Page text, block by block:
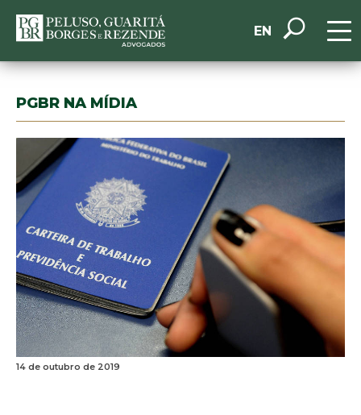
EN
PGBR NA MÍDIA
14 de outubro de 2019